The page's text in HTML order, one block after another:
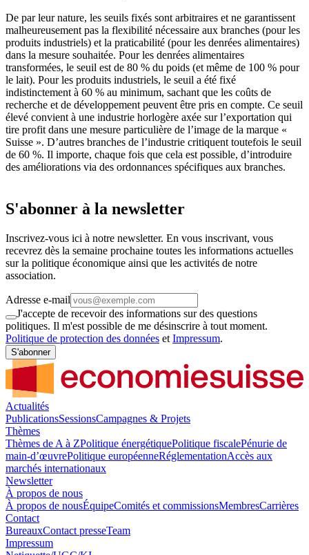
De par leur nature, les seuils fixés sont arbitraires et ne garantissent
malheureusement pas la flexibilité nécessaire aux branches (pour les
produits industriels) et la praticabilité (pour les denrées alimentaires)
dans la mesure souhaitée. Pour les denrées alimentaires
transformées, le seuil est de 80 % du poids (et même de 100 % pour
le lait). Pour les produits industriels, le seuil a été fixé
indistinctement à 60 % au minimum, sachant que les coûts de
recherche et de développement peuvent être pris en compte. Ce seuil
élevé convient à une industrie horlogère axée sur l’exportation qui
tire profit dans une mesure particulière de l’image de la marque «
Suisse ». D’autres branches de l’industrie critiquent toutefois le seuil
de 60 %. Il importe, chaque fois que cela est possible, d’introduire
des améliorations via des ordonnances spécifiques aux branches.
S'abonner à la newsletter
Inscrivez-vous ici à notre newsletter. En vous inscrivant, vous
recevrez dès la semaine prochaine toutes les informations actuelles
sur la politique économique ainsi que les activités de notre
association.
Adresse e-mail
J'accepte de recevoir des informations sur des questions
politiques. Il m'est possible de me désinscrire à tout moment.
Politique de protection des données et Impressum.
S'abonner
Actualités
PublicationsSessionsCampagnes & Projets
Thèmes
Thèmes de A à ZPolitique énergétiquePolitique fiscalePénurie de
main-d’œuvrePolitique européenneRéglementationAccès aux
marchés internationaux
Newsletter
À propos de nous
À propos de nousÉquipeComités et commissionsMembresCarrières
Contact
BureauxContact presseTeam
Impressum